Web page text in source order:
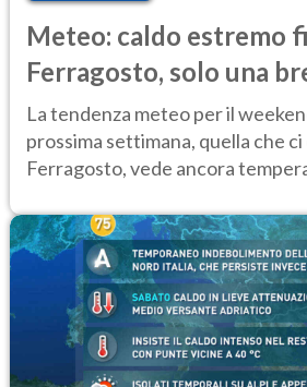
Meteo: caldo estremo
Ferragosto, solo una
Ecco dove
La tendenza meteo per il
prossima settimana, quella che
Ferragosto, vede ancora